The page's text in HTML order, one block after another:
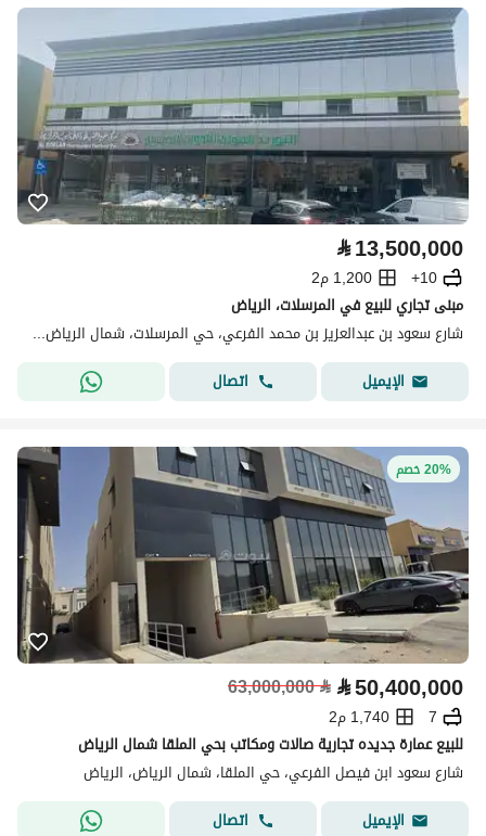
⃁13,500,000
10+
1,200 م2
مبنى تجاري للبيع في المرسلات، الرياض
شارع سعود بن عبدالعزيز بن محمد الفرعي، حي المرسلات، شمال الرياض، الرياض
الإيميل
اتصال
20% خصم
⃁50,400,000
⃁
63,000,000
7
1,740 م2
للبيع عمارة جديده تجارية صالات ومكاتب بحي الملقا شمال الرياض
شارع سعود ابن فيصل الفرعي، حي الملقا، شمال الرياض، الرياض
الإيميل
اتصال